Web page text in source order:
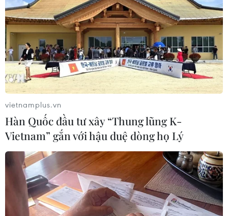
Thủy điện Đắk Ka gặp sự cố, nguy
cơ vỡ đập cận kề
09/08/2019 02:36
Mực nước công trình thủy điện Đăk Kar, Bình Phước,
đang ở cao trình 477m, dung tích hồ 14 triệu m3, khả
vietnamplus.vn
Hàn Quốc đầu tư xây “Thung lũng K-
Vietnam” gắn với hậu duệ dòng họ Lý